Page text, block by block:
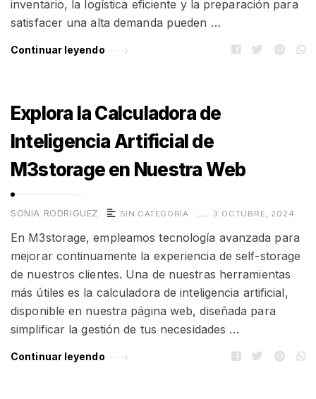
inventario, la logística eficiente y la preparación para
satisfacer una alta demanda pueden …
Continuar leyendo
Explora la Calculadora de
Inteligencia Artificial de
M3storage en Nuestra Web
SONIA RODRIGUEZ SIN CATEGORÍA 3 OCTUBRE, 2024
En M3storage, empleamos tecnología avanzada para
mejorar continuamente la experiencia de self-storage
de nuestros clientes. Una de nuestras herramientas
más útiles es la calculadora de inteligencia artificial,
disponible en nuestra página web, diseñada para
simplificar la gestión de tus necesidades …
Continuar leyendo